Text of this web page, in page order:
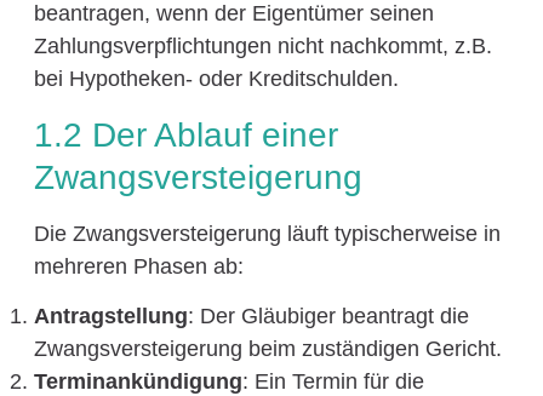
beantragen, wenn der Eigentümer seinen
Zahlungsverpflichtungen nicht nachkommt, z.B.
bei Hypotheken- oder Kreditschulden.
1.2 Der Ablauf einer
Zwangsversteigerung
Die Zwangsversteigerung läuft typischerweise in
mehreren Phasen ab:
Antragstellung: Der Gläubiger beantragt die
Zwangsversteigerung beim zuständigen Gericht.
Terminankündigung: Ein Termin für die